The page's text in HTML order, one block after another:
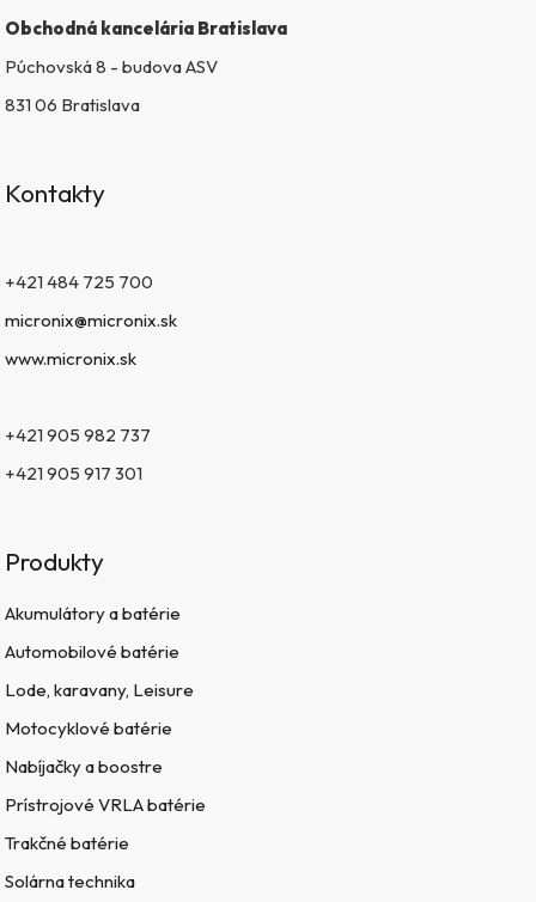
Obchodná kancelária Bratislava
Púchovská 8 - budova ASV
831 06 Bratislava
Kontakty
+421 484 725 700
micronix@micronix.sk
www.micronix.sk
+421 905 982 737
+421 905 917 301
Produkty
Akumulátory a batérie
Automobilové batérie
Lode, karavany, Leisure
Motocyklové batérie
Nabíjačky a boostre
Prístrojové VRLA batérie
Trakčné batérie
Solárna technika